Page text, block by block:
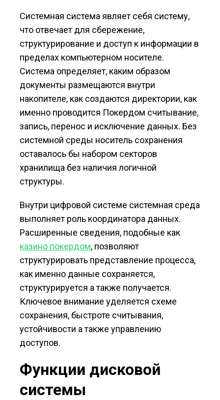
Системная система являет себя систему,
что отвечает для сбережение,
структурирование и доступ к информации в
пределах компьютерном носителе.
Система определяет, каким образом
документы размещаются внутри
накопителе, как создаются директории, как
именно проводится Покердом считывание,
запись, перенос и исключение данных. Без
системной среды носитель сохранения
оставалось бы набором секторов
хранилища без наличия логичной
структуры.
Внутри цифровой системе системная среда
выполняет роль координатора данных.
Расширенные сведения, подобные как
казино покердом, позволяют
структурировать представление процесса,
как именно данные сохраняется,
структурируется а также получается.
Ключевое внимание уделяется схеме
сохранения, быстроте считывания,
устойчивости а также управлению
доступов.
Функции дисковой
системы